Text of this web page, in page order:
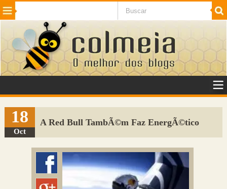
Beleza Cinema e TV
Internet Jogos NotÃ­cias SaÃºde
VeÃ­culos Adulto
Sugerir Link
Adicionar Blog
Colmeia Exchange
Perguntas Frequentes
18
Oct
A Red Bull TambÃ©m Faz EnergÃ©tico